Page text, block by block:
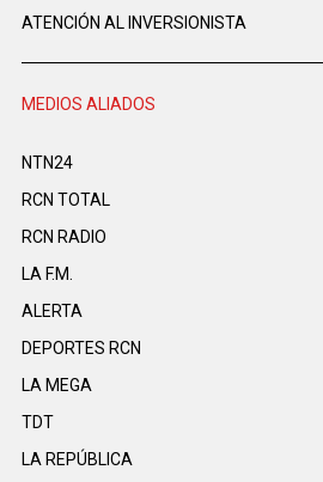
ATENCIÓN AL INVERSIONISTA
MEDIOS ALIADOS
NTN24
RCN TOTAL
RCN RADIO
LA F.M.
ALERTA
DEPORTES RCN
LA MEGA
TDT
LA REPÚBLICA